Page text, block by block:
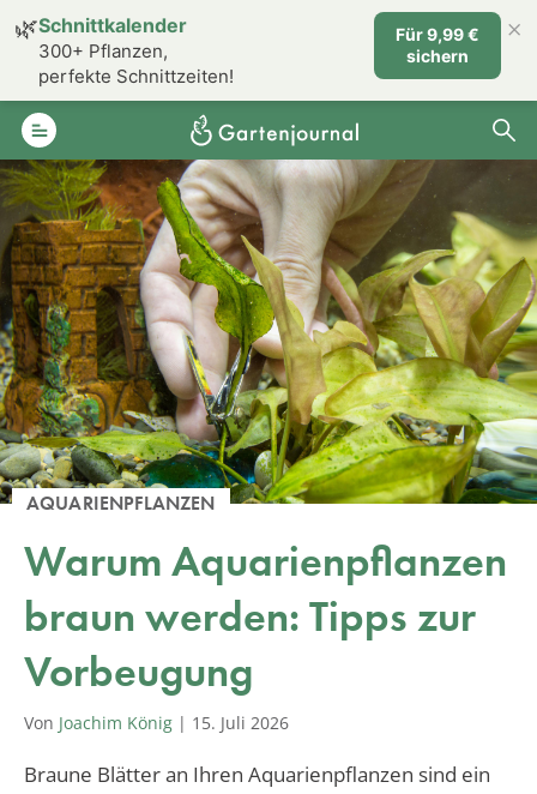
AQUARIENPFLANZEN
Warum Aquarienpflanzen
braun werden: Tipps zur
Vorbeugung
Von Joachim König | 15. Juli 2026
Braune Blätter an Ihren Aquarienpflanzen sind ein
🌿Schnittkalender
300+ Pflanzen,
perfekte Schnittzeiten!
Für 9,99 €
sichern
×